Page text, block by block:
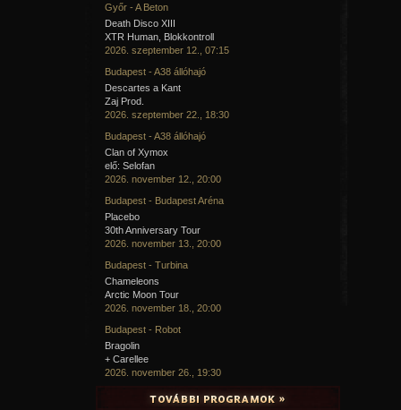
Győr - A Beton
Death Disco XIII
XTR Human, Blokkontroll
2026. szeptember 12., 07:15
Budapest - A38 állóhajó
Descartes a Kant
Zaj Prod.
2026. szeptember 22., 18:30
Budapest - A38 állóhajó
Clan of Xymox
elő: Selofan
2026. november 12., 20:00
Budapest - Budapest Aréna
Placebo
30th Anniversary Tour
2026. november 13., 20:00
Budapest - Turbina
Chameleons
Arctic Moon Tour
2026. november 18., 20:00
Budapest - Robot
Bragolin
+ Carellee
2026. november 26., 19:30